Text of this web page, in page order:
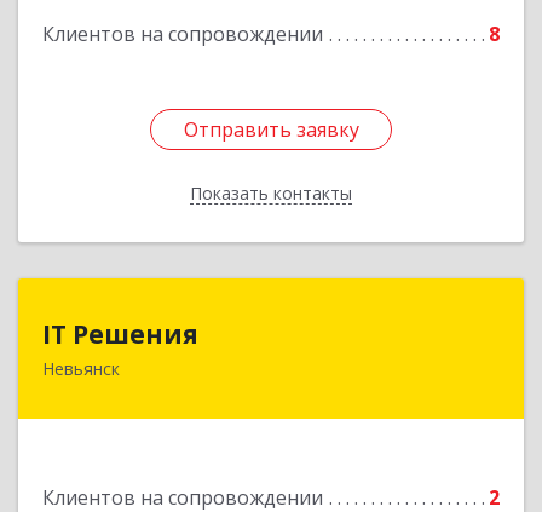
Клиентов на сопровождении 8
Отправить заявку
Показать контакты
Подробнее
Отправить заявку
Назад
IT Решения
Невьянск
Клиентов на сопровождении 2